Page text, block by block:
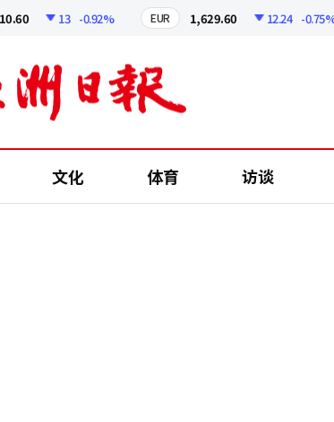
13 -0.92% EUR 1,629.60 12.24 -0.75%
文化 体育 访谈